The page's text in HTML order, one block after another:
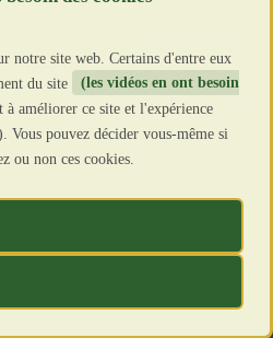
de l’arabe à l’école. Ce
à ce qu’il soit développé,
la primaire. Le ministre étaitl’invité
RMC et BFM TV.
islamistes d’attirer les jeunes
leur propre cours. Si le ministre a
ne devaient pas être
notre site web. Certains d'entre eux
du site
(les vidéos en ont besoin
à améliorer ce site et l'expérience
Vous pouvez décider vous-même si
ou non ces cookies.